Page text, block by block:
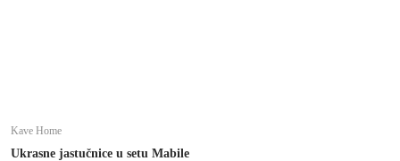
Kave Home
Ukrasne jastučnice u setu Mabile